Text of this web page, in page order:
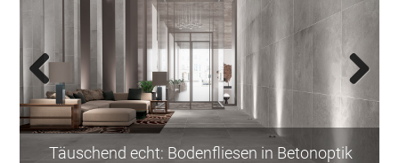
Täuschend echt: Bodenfliesen in Betonoptik
Previous Next